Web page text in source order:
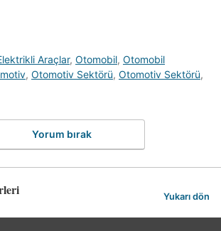
Araçlar, Otomobil, Otomobil
, Otomotiv Sektörü, Otomotiv Sektörü,
Yorum bırak
Yukarı dön